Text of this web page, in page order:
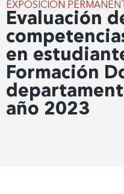
EXPOSICIÓN
Evaluación
en
Formación
año 2023